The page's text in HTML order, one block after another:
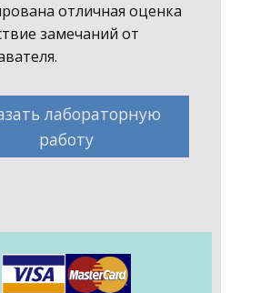
отличная оценка
замечаний от
лабораторную
работу